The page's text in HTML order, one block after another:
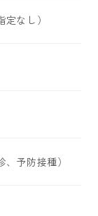
なし）
予防接種）